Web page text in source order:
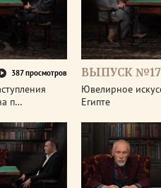
387 просмотров
п…
ВЫПУСК
Ювелирное
Египте